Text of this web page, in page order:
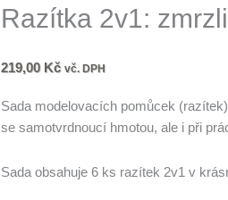
Razítka 2v1:
219,00 Kč vč. DPH
Sada modelovacích pomůcek
se samotvrdnoucí hmotou, ale i při
Sada obsahuje 6 ks razítek 2v1 v
2v1: